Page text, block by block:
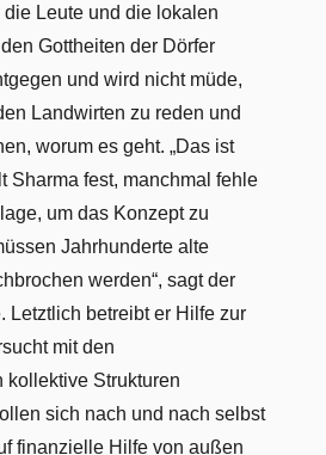
die Leute und die lokalen
Gottheiten der Dörfer
und wird nicht müde,
Landwirten zu reden und
worum es geht. „Das ist
Sharma fest, manchmal fehle
um das Konzept zu
Jahrhunderte alte
werden“, sagt der
Letztlich betreibt er Hilfe zur
mit den
kollektive Strukturen
sich nach und nach selbst
finanzielle Hilfe von außen